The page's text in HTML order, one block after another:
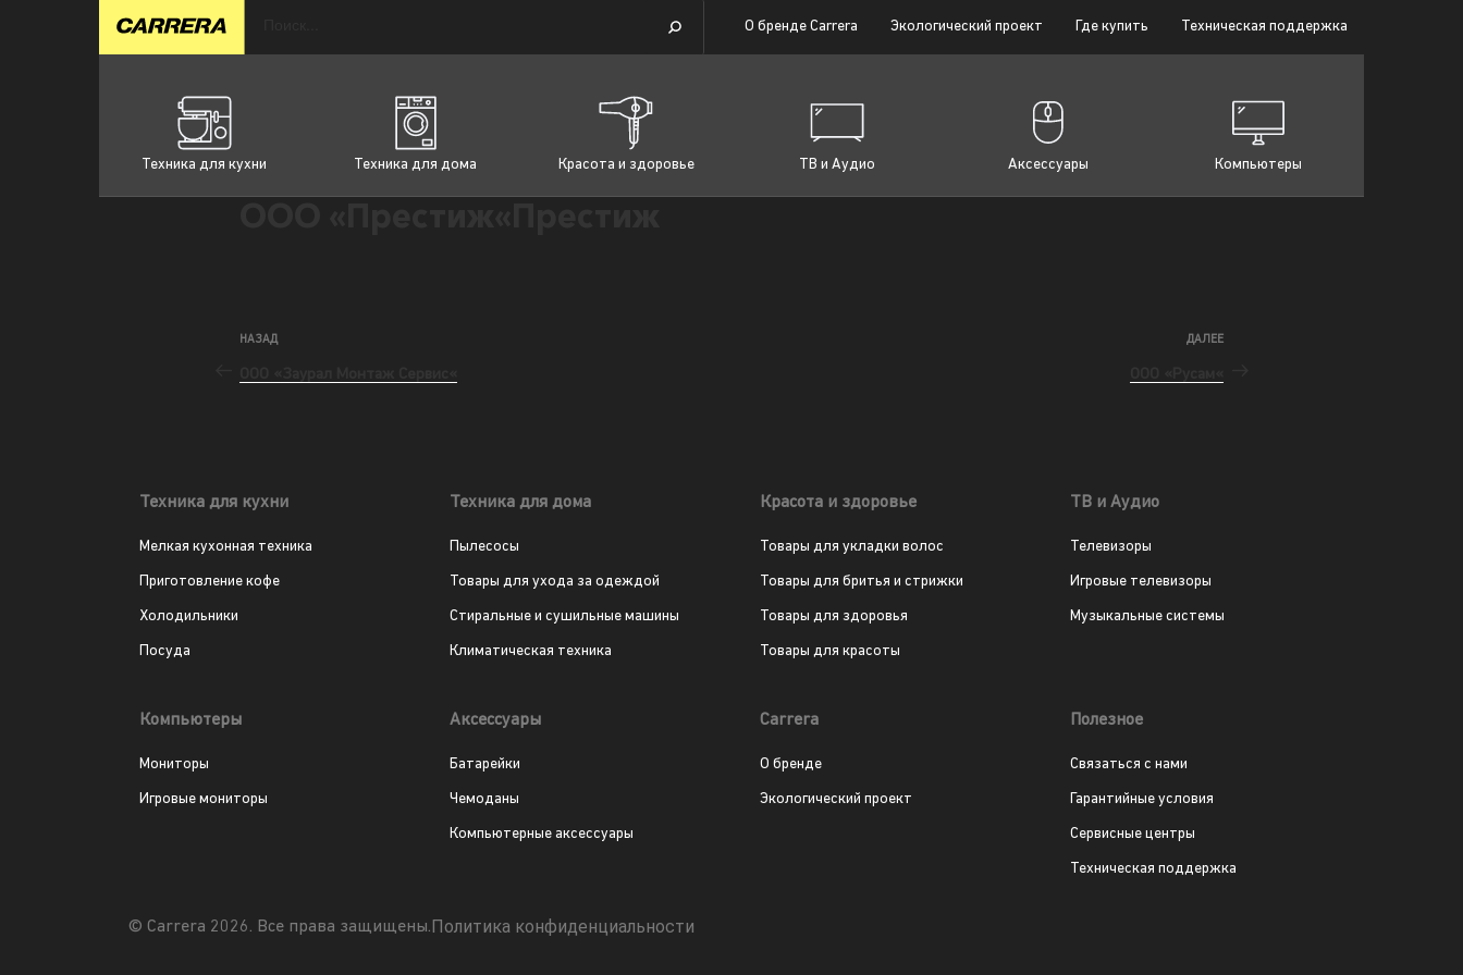
О бренде Carrera Экологический проект Где купить Техническая поддержка
Техника для кухни Техника для дома Красота и здоровье ТВ и Аудио Аксессуары Компьютеры
НАЗАД ДАЛЕЕ
Техника для кухни
Мелкая кухонная техника
Приготовление кофе
Холодильники
Посуда
Техника для дома
Пылесосы
Товары для ухода за одеждой
Стиральные и сушильные машины
Климатическая техника
Красота и здоровье
Товары для укладки волос
Товары для бритья и стрижки
Товары для здоровья
Товары для красоты
ТВ и Аудио
Телевизоры
Игровые телевизоры
Музыкальные системы
Компьютеры
Мониторы
Игровые мониторы
Аксессуары
Батарейки
Чемоданы
Компьютерные аксессуары
Carrera
О бренде
Экологический проект
Полезное
Связаться с нами
Гарантийные условия
Сервисные центры
Техническая поддержка
© Carrera 2026. Все права защищены.Политика конфиденциальности